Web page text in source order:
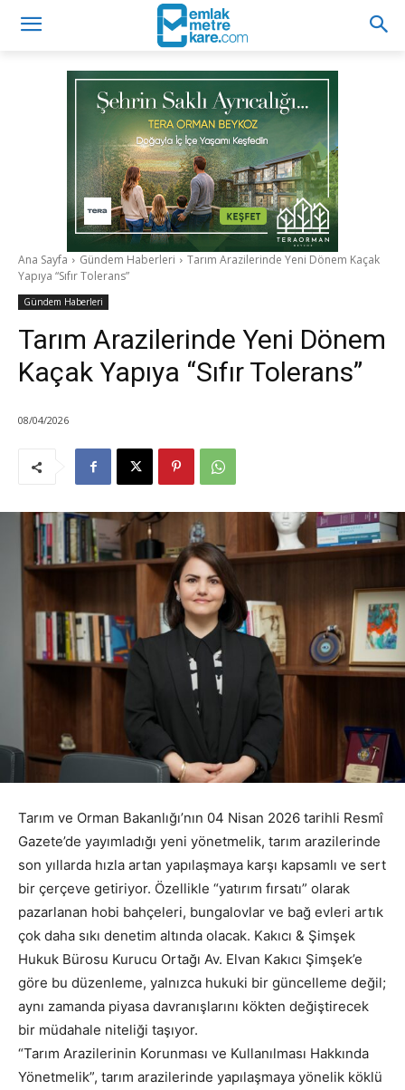
Ana Sayfa Gündem Haberleri
Tarım Arazilerinde Yeni Dönem Kaçak
Yapıya “Sıfır Tolerans”
Gündem Haberleri
Tarım Arazilerinde Yeni Dönem
Kaçak Yapıya “Sıfır Tolerans”
08/04/2026
Tarım ve Orman Bakanlığı’nın 04 Nisan 2026 tarihli Resmî
Gazete’de yayımladığı yeni yönetmelik, tarım arazilerinde
son yıllarda hızla artan yapılaşmaya karşı kapsamlı ve sert
bir çerçeve getiriyor. Özellikle “yatırım fırsatı” olarak
pazarlanan hobi bahçeleri, bungalovlar ve bağ evleri artık
çok daha sıkı denetim altında olacak. Kakıcı & Şimşek
Hukuk Bürosu Kurucu Ortağı Av. Elvan Kakıcı Şimşek’e
göre bu düzenleme, yalnızca hukuki bir güncelleme değil;
aynı zamanda piyasa davranışlarını kökten değiştirecek
bir müdahale niteliği taşıyor.
“Tarım Arazilerinin Korunması ve Kullanılması Hakkında
Yönetmelik”, tarım arazilerinde yapılaşmaya yönelik köklü